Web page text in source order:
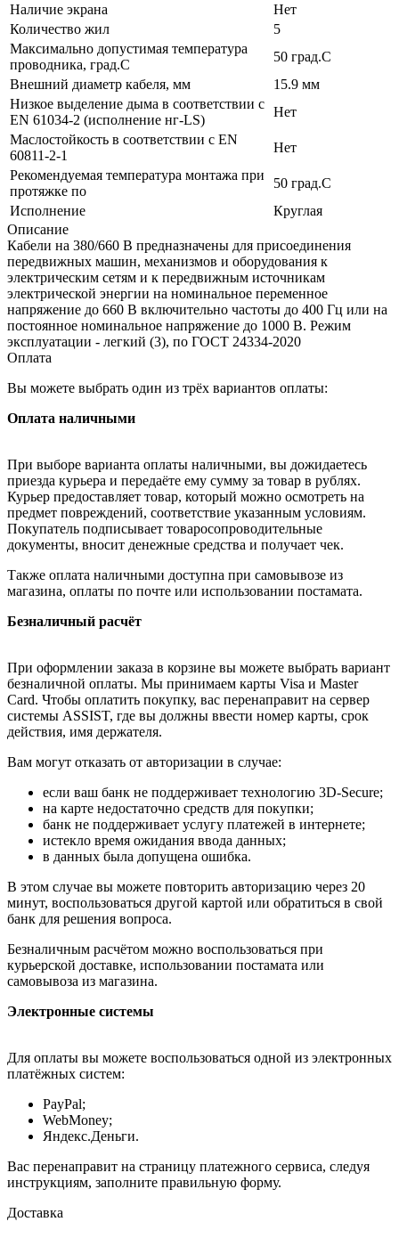
Наличие экрана
Нет
Количество жил
5
Максимально допустимая температура
проводника, град.C
50 град.C
Внешний диаметр кабеля, мм
15.9 мм
Низкое выделение дыма в соответствии с
EN 61034-2 (исполнение нг-LS)
Нет
Маслостойкость в соответствии с EN
60811-2-1
Нет
Рекомендуемая температура монтажа при
протяжке по
50 град.C
Исполнение
Круглая
Описание
Кабели на 380/660 В предназначены для присоединения
передвижных машин, механизмов и оборудования к
электрическим сетям и к передвижным источникам
электрической энергии на номинальное переменное
напряжение до 660 В включительно частоты до 400 Гц или на
постоянное номинальное напряжение до 1000 В. Режим
эксплуатации - легкий (3), по ГОСТ 24334-2020
Оплата
Вы можете выбрать один из трёх вариантов оплаты:
Оплата наличными
При выборе варианта оплаты наличными, вы дожидаетесь
приезда курьера и передаёте ему сумму за товар в рублях.
Курьер предоставляет товар, который можно осмотреть на
предмет повреждений, соответствие указанным условиям.
Покупатель подписывает товаросопроводительные
документы, вносит денежные средства и получает чек.
Также оплата наличными доступна при самовывозе из
магазина, оплаты по почте или использовании постамата.
Безналичный расчёт
При оформлении заказа в корзине вы можете выбрать вариант
безналичной оплаты. Мы принимаем карты Visa и Master
Card. Чтобы оплатить покупку, вас перенаправит на сервер
системы ASSIST, где вы должны ввести номер карты, срок
действия, имя держателя.
Вам могут отказать от авторизации в случае:
если ваш банк не поддерживает технологию 3D-Secure;
на карте недостаточно средств для покупки;
банк не поддерживает услугу платежей в интернете;
истекло время ожидания ввода данных;
в данных была допущена ошибка.
В этом случае вы можете повторить авторизацию через 20
минут, воспользоваться другой картой или обратиться в свой
банк для решения вопроса.
Безналичным расчётом можно воспользоваться при
курьерской доставке, использовании постамата или
самовывоза из магазина.
Электронные системы
Для оплаты вы можете воспользоваться одной из электронных
платёжных систем:
PayPal;
WebMoney;
Яндекс.Деньги.
Вас перенаправит на страницу платежного сервиса, следуя
инструкциям, заполните правильную форму.
Доставка